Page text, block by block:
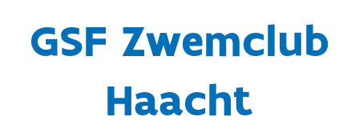
GSF Zwemclub
Haacht